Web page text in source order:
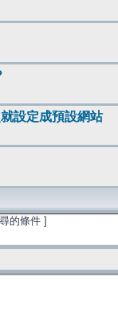
設定成預設網站
的條件 ]